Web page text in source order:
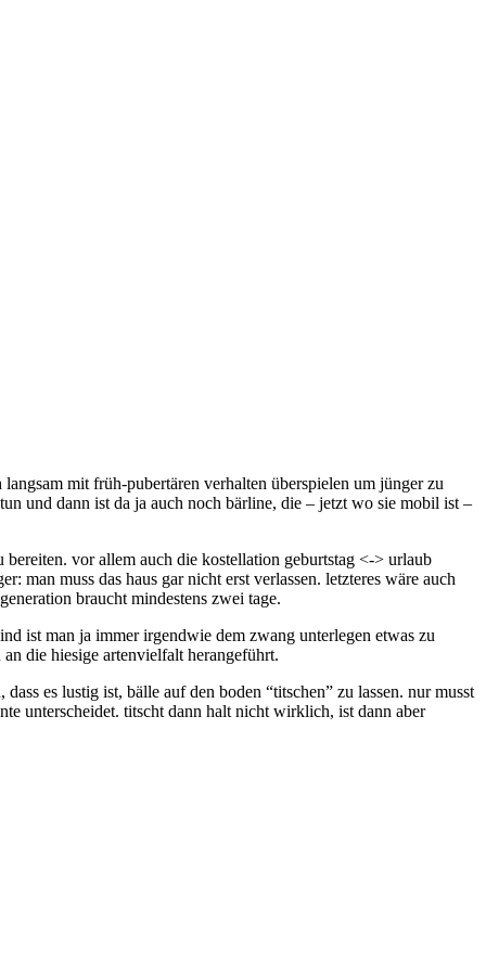
mit früh-pubertären verhalten überspielen um jünger zu
und dann ist da ja auch noch bärline, die – jetzt wo sie mobil ist –
vor allem auch die kostellation geburtstag <-> urlaub
man muss das haus gar nicht erst verlassen. letzteres wäre auch
braucht mindestens zwei tage.
ist man ja immer irgendwie dem zwang unterlegen etwas zu
die hiesige artenvielfalt herangeführt.
es lustig ist, bälle auf den boden “titschen” zu lassen. nur musst
unterscheidet. titscht dann halt nicht wirklich, ist dann aber